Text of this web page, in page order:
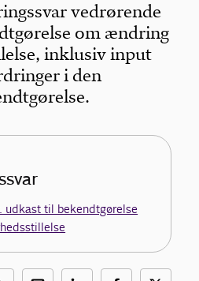
vedrørende
om ændring
inklusiv input
i den
udkast til bekendtgørelse